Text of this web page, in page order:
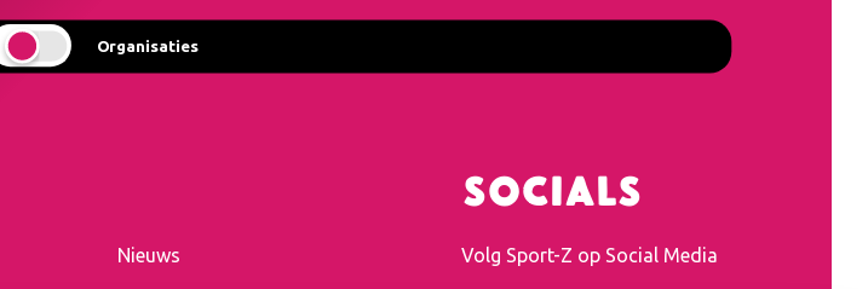
Organisaties
Nieuws
Socials
Volg Sport-Z op Social Media